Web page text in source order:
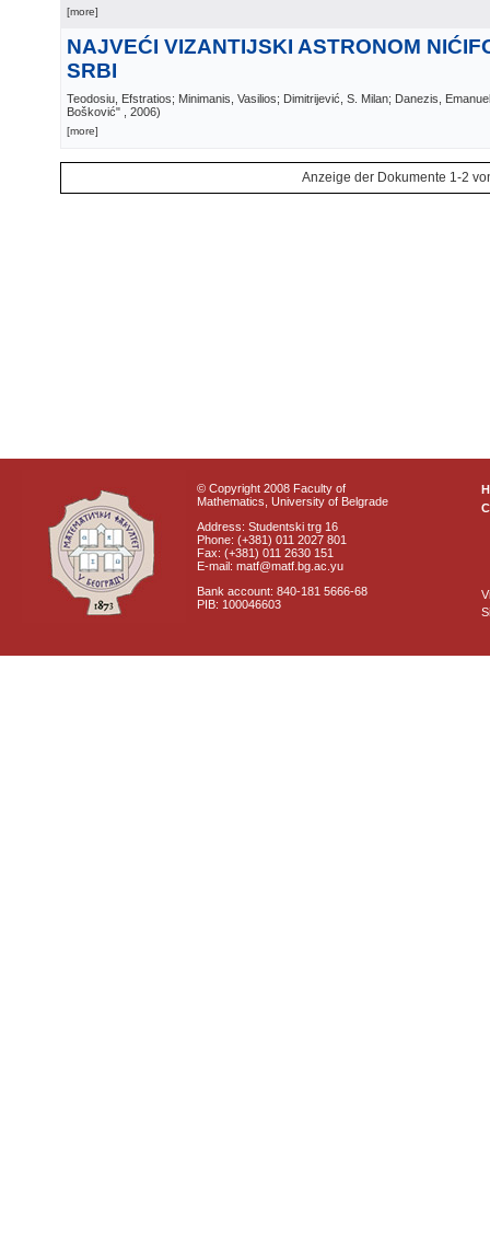
[more]
NAJVEĆI VIZANTIJSKI ASTRONOM
SRBI
Teodosiu, Efstratios; Minimanis, Vasilios; Dimitrijević, S. Milan; Danezis, Emanuel
Bošković"
, 2006)
[more]
Anzeige der Dokumente 1-2
© Copyright 2008 Faculty of
Mathematics, University of Belgrade
Address: Studentski trg 16
Phone: (+381) 011 2027 801
Fax: (+381) 011 2630 151
E-mail: matf@matf.bg.ac.yu
Bank account: 840-181 5666-68
PIB: 100046603